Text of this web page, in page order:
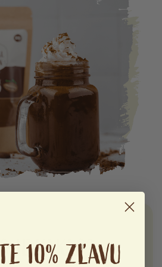
JE KAKAO?
10% ZĽAVU